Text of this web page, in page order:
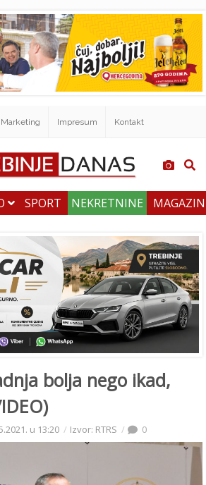
Marketing Impresum Kontakt
SPORT NEKRETNINE
bolja nego ikad,
u 13:20 Izvor: RTRS 0